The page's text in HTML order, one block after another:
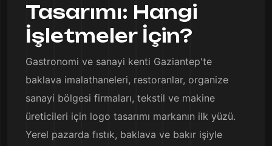
Tasarımı: Hangi
İşletmeler İçin?
Gastronomi ve sanayi kenti Gaziantep'te
baklava imalathaneleri, restoranlar, organize
sanayi bölgesi firmaları, tekstil ve makine
üreticileri için logo tasarımı markanın ilk yüzü.
Yerel pazarda fıstık, baklava ve bakır işiyle